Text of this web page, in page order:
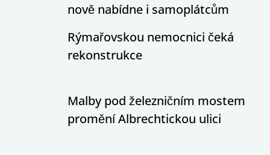
nově nabídne i samoplátcům
Rýmařovskou nemocnici čeká
rekonstrukce
Malby pod železničním mostem
promění Albrechtickou ulici